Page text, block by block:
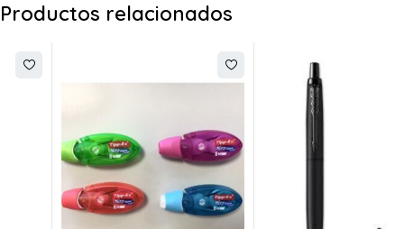
Productos relacionados